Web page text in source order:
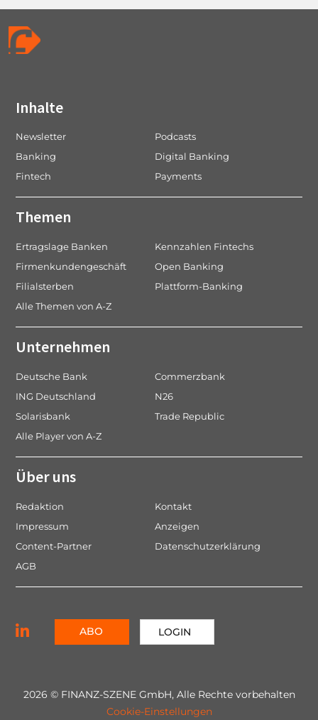
Inhalte
Newsletter
Podcasts
Banking
Digital Banking
Fintech
Payments
Themen
Ertragslage Banken
Kennzahlen Fintechs
Firmenkundengeschäft
Open Banking
Filialsterben
Plattform-Banking
Alle Themen von A-Z
Unternehmen
Deutsche Bank
Commerzbank
ING Deutschland
N26
Solarisbank
Trade Republic
Alle Player von A-Z
Über uns
Redaktion
Kontakt
Impressum
Anzeigen
Content-Partner
Datenschutzerklärung
AGB
ABO LOGIN
2026 © FINANZ-SZENE GmbH, Alle Rechte vorbehalten
Cookie-Einstellungen